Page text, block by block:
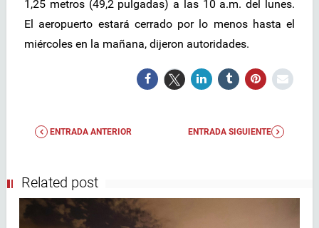
1,25 metros (49,2 pulgadas) a las 10 a.m. del lunes.
El aeropuerto estará cerrado por lo menos hasta el
miércoles en la mañana, dijeron autoridades.
ENTRADA ANTERIOR ENTRADA SIGUIENTE
Related post